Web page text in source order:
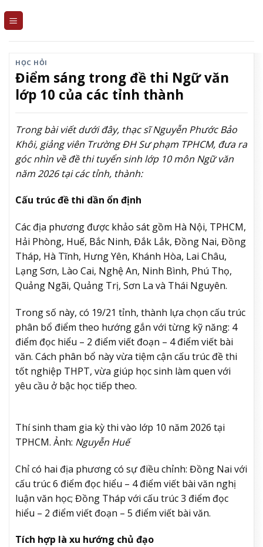
HỌC HỎI
Điểm sáng trong đề thi Ngữ văn
lớp 10 của các tỉnh thành
Trong bài viết dưới đây, thạc sĩ Nguyễn Phước Bảo
Khôi, giảng viên Trường ĐH Sư phạm TPHCM, đưa ra
góc nhìn về đề thi tuyển sinh lớp 10 môn Ngữ văn
năm 2026 tại các tỉnh, thành:
Cấu trúc đề thi dần ổn định
Các địa phương được khảo sát gồm Hà Nội, TPHCM,
Hải Phòng, Huế, Bắc Ninh, Đắk Lắk, Đồng Nai, Đồng
Tháp, Hà Tĩnh, Hưng Yên, Khánh Hòa, Lai Châu,
Lạng Sơn, Lào Cai, Nghệ An, Ninh Bình, Phú Thọ,
Quảng Ngãi, Quảng Trị, Sơn La và Thái Nguyên.
Trong số này, có 19/21 tỉnh, thành lựa chọn cấu trúc
phân bổ điểm theo hướng gắn với từng kỹ năng: 4
điểm đọc hiểu – 2 điểm viết đoạn – 4 điểm viết bài
văn. Cách phân bổ này vừa tiệm cận cấu trúc đề thi
tốt nghiệp THPT, vừa giúp học sinh làm quen với
yêu cầu ở bậc học tiếp theo.
Thí sinh tham gia kỳ thi vào lớp 10 năm 2026 tại
TPHCM. Ảnh: Nguyễn Huế
Chỉ có hai địa phương có sự điều chỉnh: Đồng Nai với
cấu trúc 6 điểm đọc hiểu – 4 điểm viết bài văn nghị
luận văn học; Đồng Tháp với cấu trúc 3 điểm đọc
hiểu – 2 điểm viết đoạn – 5 điểm viết bài văn.
Tích hợp là xu hướng chủ đạo